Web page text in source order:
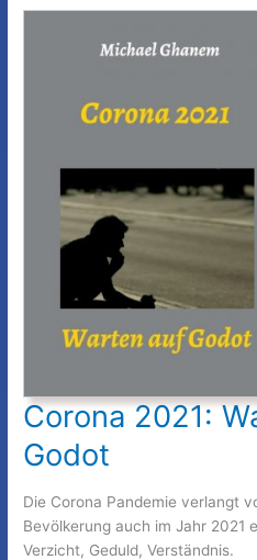
Seele
Corona 2021:
Godot
Die Corona Pandemie verlangt
Bevölkerung auch im Jahr 2021
Verzicht, Geduld, Verständnis.